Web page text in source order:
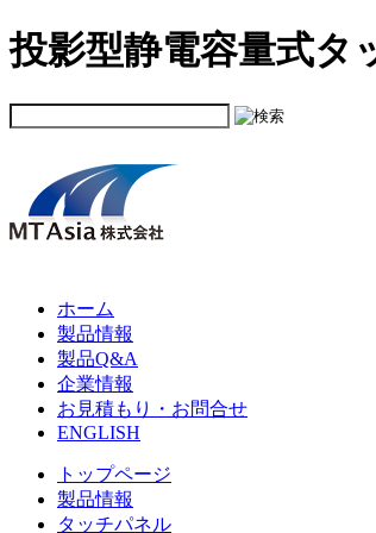
投影型静電容量式タ
ホーム
製品情報
製品Q&A
企業情報
お見積もり・お問合せ
ENGLISH
トップページ
製品情報
タッチパネル